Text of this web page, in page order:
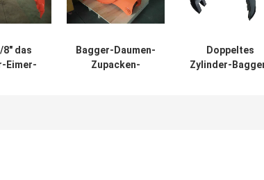
8" das
Eimer-
Bagger-Daumen-
Zupacken-
Doppeltes
Zylinder-